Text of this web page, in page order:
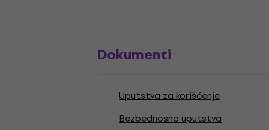
Dokumenti
Uputstva za korišćenje
Bezbednosna uputstva